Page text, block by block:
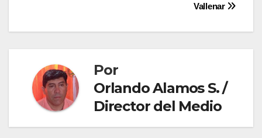
Vallenar
Por
Orlando Alamos S. /
Director del Medio